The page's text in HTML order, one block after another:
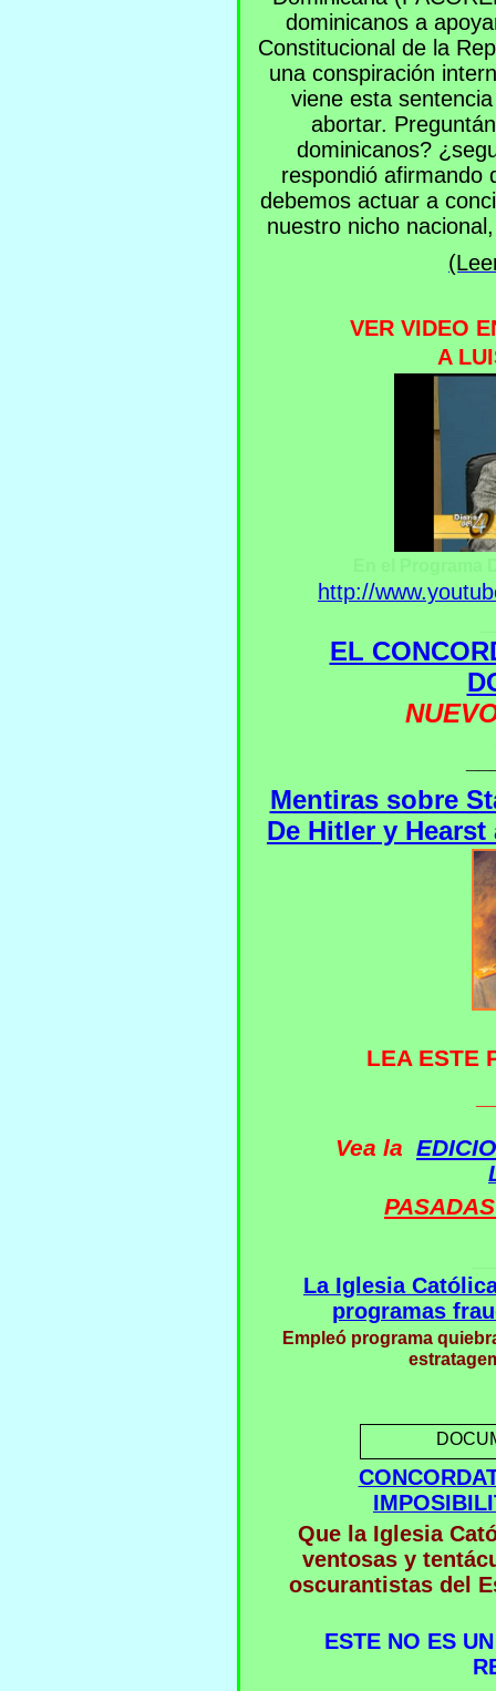
dominicanos a
Constitucional de la
una conspiración
viene esta
abortar.
dominicanos?
respondió afirmando
debemos actuar a
nuestro nicho
VER VIDEO
A
http://
EL
Mentiras sobre
De Hitler y
LEA ESTE
Vea la
La Iglesia
programas
Empleó programa
Que la Iglesia
ventosas y
oscurantistas del
ESTE NO ES